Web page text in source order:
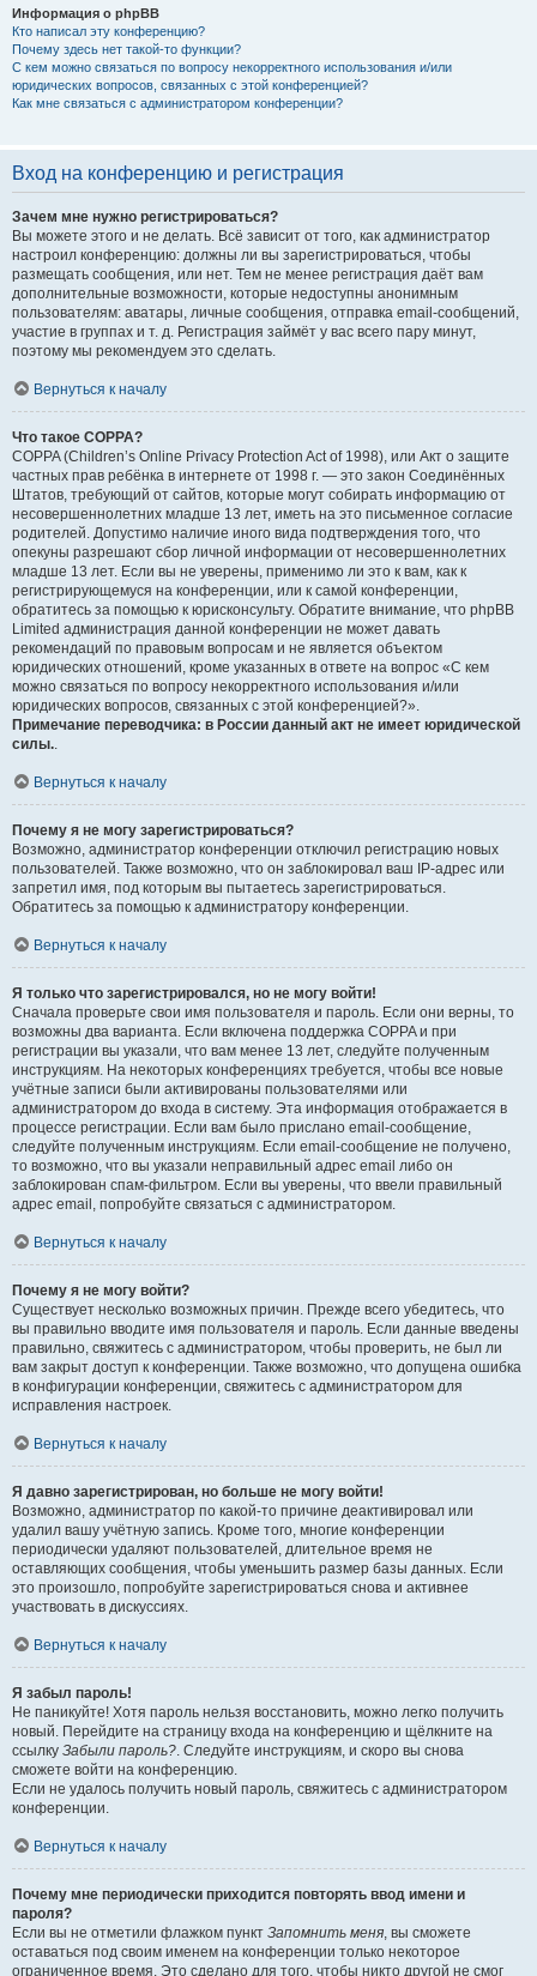
Информация о phpBB
Кто написал эту конференцию?
Почему здесь нет такой-то функции?
С кем можно связаться по вопросу некорректного использования и/или
юридических вопросов, связанных с этой конференцией?
Как мне связаться с администратором конференции?
Вход на конференцию и регистрация
Зачем мне нужно регистрироваться?
Вы можете этого и не делать. Всё зависит от того, как администратор
настроил конференцию: должны ли вы зарегистрироваться, чтобы
размещать сообщения, или нет. Тем не менее регистрация даёт вам
дополнительные возможности, которые недоступны анонимным
пользователям: аватары, личные сообщения, отправка email-сообщений,
участие в группах и т. д. Регистрация займёт у вас всего пару минут,
поэтому мы рекомендуем это сделать.
Вернуться к началу
Что такое COPPA?
COPPA (Children’s Online Privacy Protection Act of 1998), или Акт о защите
частных прав ребёнка в интернете от 1998 г. — это закон Соединённых
Штатов, требующий от сайтов, которые могут собирать информацию от
несовершеннолетних младше 13 лет, иметь на это письменное согласие
родителей. Допустимо наличие иного вида подтверждения того, что
опекуны разрешают сбор личной информации от несовершеннолетних
младше 13 лет. Если вы не уверены, применимо ли это к вам, как к
регистрирующемуся на конференции, или к самой конференции,
обратитесь за помощью к юрисконсульту. Обратите внимание, что phpBB
Limited администрация данной конференции не может давать
рекомендаций по правовым вопросам и не является объектом
юридических отношений, кроме указанных в ответе на вопрос «С кем
можно связаться по вопросу некорректного использования и/или
юридических вопросов, связанных с этой конференцией?».
Примечание переводчика: в России данный акт не имеет юридической
силы..
Вернуться к началу
Почему я не могу зарегистрироваться?
Возможно, администратор конференции отключил регистрацию новых
пользователей. Также возможно, что он заблокировал ваш IP-адрес или
запретил имя, под которым вы пытаетесь зарегистрироваться.
Обратитесь за помощью к администратору конференции.
Вернуться к началу
Я только что зарегистрировался, но не могу войти!
Сначала проверьте свои имя пользователя и пароль. Если они верны, то
возможны два варианта. Если включена поддержка COPPA и при
регистрации вы указали, что вам менее 13 лет, следуйте полученным
инструкциям. На некоторых конференциях требуется, чтобы все новые
учётные записи были активированы пользователями или
администратором до входа в систему. Эта информация отображается в
процессе регистрации. Если вам было прислано email-сообщение,
следуйте полученным инструкциям. Если email-сообщение не получено,
то возможно, что вы указали неправильный адрес email либо он
заблокирован спам-фильтром. Если вы уверены, что ввели правильный
адрес email, попробуйте связаться с администратором.
Вернуться к началу
Почему я не могу войти?
Существует несколько возможных причин. Прежде всего убедитесь, что
вы правильно вводите имя пользователя и пароль. Если данные введены
правильно, свяжитесь с администратором, чтобы проверить, не был ли
вам закрыт доступ к конференции. Также возможно, что допущена ошибка
в конфигурации конференции, свяжитесь с администратором для
исправления настроек.
Вернуться к началу
Я давно зарегистрирован, но больше не могу войти!
Возможно, администратор по какой-то причине деактивировал или
удалил вашу учётную запись. Кроме того, многие конференции
периодически удаляют пользователей, длительное время не
оставляющих сообщения, чтобы уменьшить размер базы данных. Если
это произошло, попробуйте зарегистрироваться снова и активнее
участвовать в дискуссиях.
Вернуться к началу
Я забыл пароль!
Не паникуйте! Хотя пароль нельзя восстановить, можно легко получить
новый. Перейдите на страницу входа на конференцию и щёлкните на
ссылку Забыли пароль?. Следуйте инструкциям, и скоро вы снова
сможете войти на конференцию.
Если не удалось получить новый пароль, свяжитесь с администратором
конференции.
Вернуться к началу
Почему мне периодически приходится повторять ввод имени и
пароля?
Если вы не отметили флажком пункт Запомнить меня, вы сможете
оставаться под своим именем на конференции только некоторое
ограниченное время. Это сделано для того, чтобы никто другой не смог